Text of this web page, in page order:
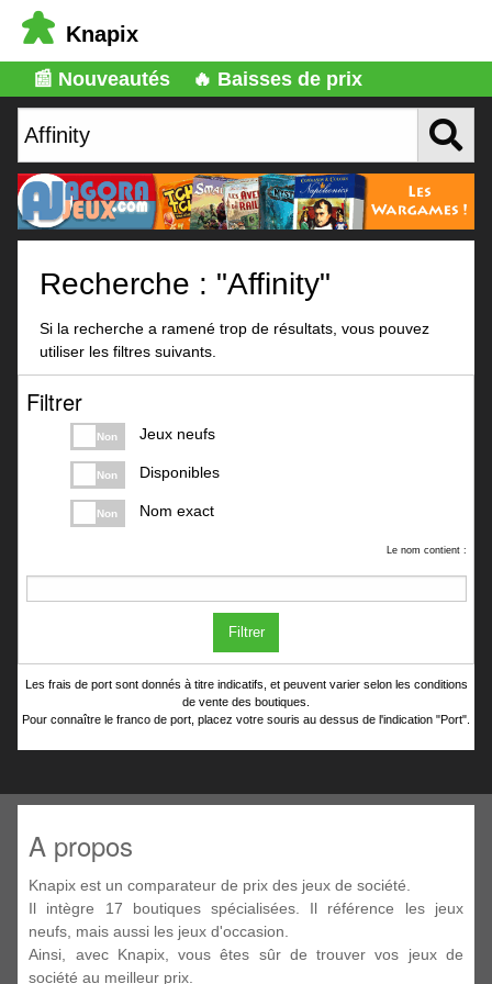
Knapix
📰 Nouveautés 🔥 Baisses de prix
Recherche : "Affinity"
Si la recherche a ramené trop de résultats, vous pouvez
utiliser les filtres suivants.
Filtrer
Non Jeux neufs
Non Disponibles
Non Nom exact
Le nom contient :
Filtrer
Les frais de port sont donnés à titre indicatifs, et peuvent varier selon les conditions
de vente des boutiques.
Pour connaître le franco de port, placez votre souris au dessus de l'indication "Port".
A propos
Knapix est un comparateur de prix des jeux de société.
Il intègre 17 boutiques spécialisées. Il référence les jeux
neufs, mais aussi les jeux d'occasion.
Ainsi, avec Knapix, vous êtes sûr de trouver vos jeux de
société au meilleur prix.